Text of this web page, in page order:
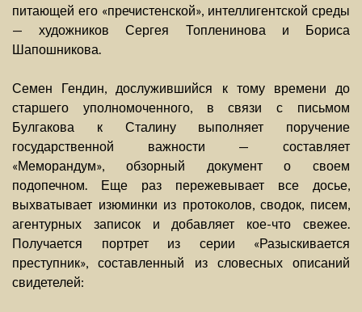
питающей его «пречистенской», интеллигентской среды
— художников Сергея Топленинова и Бориса
Шапошникова.
Семен Гендин, дослужившийся к тому времени до
старшего уполномоченного, в связи с письмом
Булгакова к Сталину выполняет поручение
государственной важности — составляет
«Меморандум», обзорный документ о своем
подопечном. Еще раз пережевывает все досье,
выхватывает изюминки из протоколов, сводок, писем,
агентурных записок и добавляет кое-что свежее.
Получается портрет из серии «Разыскивается
преступник», составленный из словесных описаний
свидетелей: